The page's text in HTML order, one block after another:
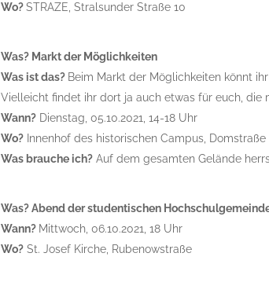
Wo?STRAZE, Stralsunder Straße 10
Was? Markt der Möglichkeiten
Was ist das? Beim Markt der Möglichkeiten könnt
Vielleicht findet ihr dort ja auch etwas für euch, die
Wann? Dienstag, 05.10.2021, 14-18 Uhr
Wo? Innenhof des historischen Campus, Domstraße
Was brauche ich? Auf dem gesamten Gelände
Was? Abend der studentischen
Wann? Mittwoch, 06.10.2021, 18 Uhr
Wo? St. Josef Kirche, Rubenowstraße